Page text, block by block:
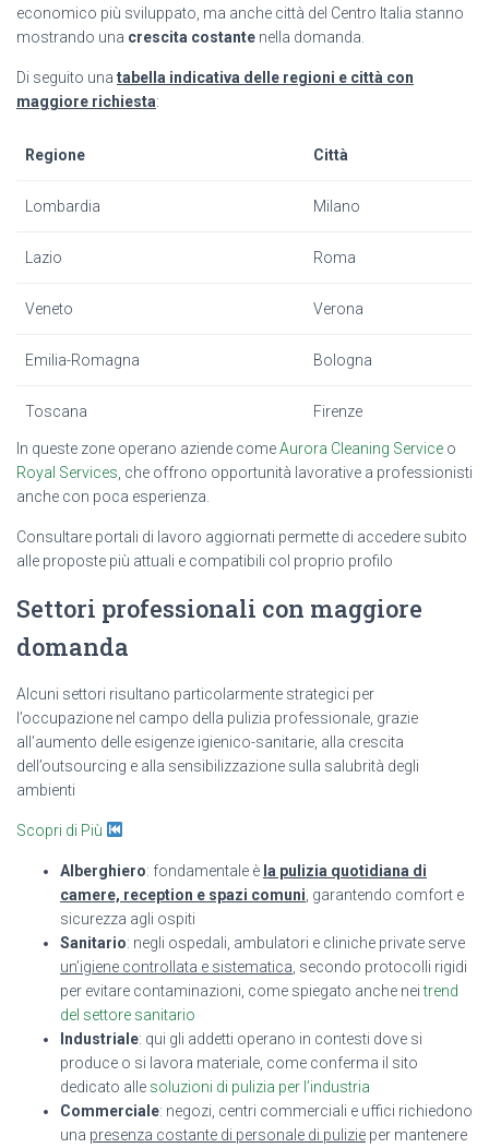
economico più sviluppato, ma anche città del Centro Italia stanno
mostrando una crescita costante nella domanda.
Di seguito una tabella indicativa delle regioni e città con
maggiore richiesta:
Regione Città
Lombardia Milano
Lazio Roma
Veneto Verona
Emilia-Romagna Bologna
Toscana Firenze
In queste zone operano aziende comeAurora Cleaning Service o
Royal Services , che offrono opportunità lavorative a professionisti
anche con poca esperienza.
Consultare portali di lavoro aggiornati permette di accedere subito
alle proposte più attuali e compatibili col proprio profilo
Settori professionali con maggiore
domanda
Alcuni settori risultano particolarmente strategici per
l’occupazione nel campo della pulizia professionale, grazie
all’aumento delle esigenze igienico-sanitarie, alla crescita
dell’outsourcing e alla sensibilizzazione sulla salubrità degli
ambienti
Scopri di Più
Alberghiero: fondamentale è la pulizia quotidiana di
camere, reception e spazi comuni , garantendo comfort e
sicurezza agli ospiti
Sanitario: negli ospedali, ambulatori e cliniche private serve
un’igiene controllata e sistematica , secondo protocolli rigidi
per evitare contaminazioni, come spiegato anche neitrend
del settore sanitario
Industriale: qui gli addetti operano in contesti dove si
produce o si lavora materiale, come conferma il sito
dedicato alle soluzioni di pulizia per l’industria
Commerciale: negozi, centri commerciali e uffici richiedono
una presenza costante di personale di pulizie per mantenere